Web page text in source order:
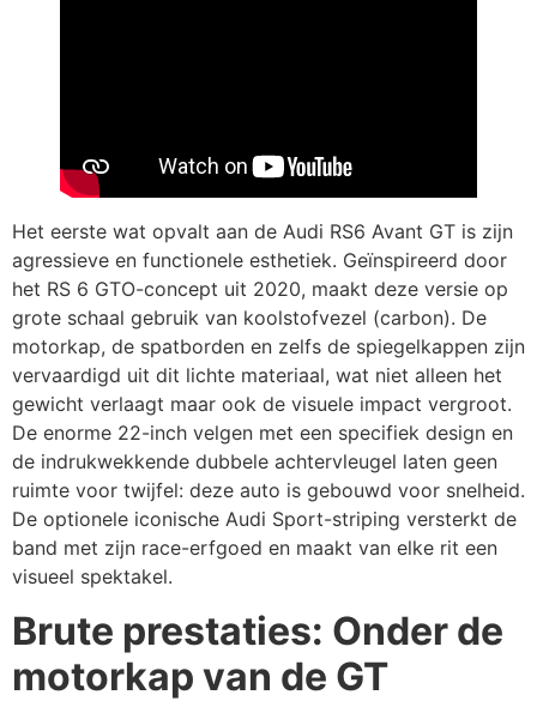
Het eerste wat opvalt aan de Audi RS6 Avant GT is zijn
agressieve en functionele esthetiek. Geïnspireerd door
het RS 6 GTO-concept uit 2020, maakt deze versie op
grote schaal gebruik van koolstofvezel (carbon). De
motorkap, de spatborden en zelfs de spiegelkappen zijn
vervaardigd uit dit lichte materiaal, wat niet alleen het
gewicht verlaagt maar ook de visuele impact vergroot.
De enorme 22-inch velgen met een specifiek design en
de indrukwekkende dubbele achtervleugel laten geen
ruimte voor twijfel: deze auto is gebouwd voor snelheid.
De optionele iconische Audi Sport-striping versterkt de
band met zijn race-erfgoed en maakt van elke rit een
visueel spektakel.
Brute prestaties: Onder de
motorkap van de GT